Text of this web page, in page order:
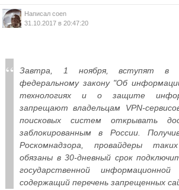
Написал coen
31.10.2017 в 20:47:20
Завтра, 1 ноября, вступят в
федеральному закону "Об
технологиях и о защите
запрещают владельцам VPN-
поисковых систем открывать
заблокированным в России.
Роскомнадзора, провайдеры
обязаны в 30-дневный срок
государственной
содержащий перечень запрещенных